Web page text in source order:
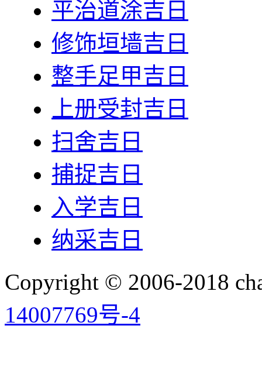
平治道涂吉日
修饰垣墙吉日
整手足甲吉日
上册受封吉日
扫舍吉日
捕捉吉日
入学吉日
纳采吉日
Copyright © 2006-2018
14007769号-4